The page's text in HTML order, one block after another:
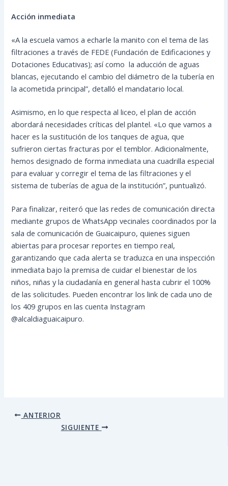
Acción inmediata
«A la escuela vamos a echarle la manito con el tema de las
filtraciones a través de FEDE (Fundación de Edificaciones y
Dotaciones Educativas); así como la aducción de aguas
blancas, ejecutando el cambio del diámetro de la tubería en
la acometida principal”, detalló el mandatario local.
Asimismo, en lo que respecta al liceo, el plan de acción
abordará necesidades críticas del plantel. «Lo que vamos a
hacer es la sustitución de los tanques de agua, que
sufrieron ciertas fracturas por el temblor. Adicionalmente,
hemos designado de forma inmediata una cuadrilla especial
para evaluar y corregir el tema de las filtraciones y el
sistema de tuberías de agua de la institución”, puntualizó.
Para finalizar, reiteró que las redes de comunicación directa
mediante grupos de WhatsApp vecinales coordinados por la
sala de comunicación de Guaicaipuro, quienes siguen
abiertas para procesar reportes en tiempo real,
garantizando que cada alerta se traduzca en una inspección
inmediata bajo la premisa de cuidar el bienestar de los
niños, niñas y la ciudadanía en general hasta cubrir el 100%
de las solicitudes. Pueden encontrar los link de cada uno de
los 409 grupos en las cuenta Instagram
@alcaldiaguaicaipuro.
ANTERIOR
SIGUIENTE